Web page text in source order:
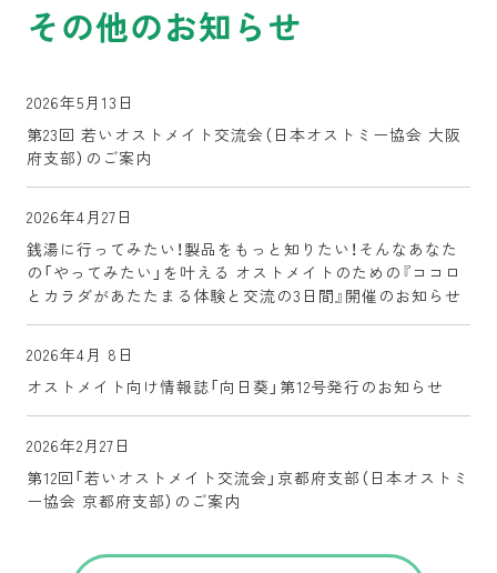
その他のお知らせ
2026年5月13日
第23回 若いオストメイト交流会（日本オストミー協会 大阪
府支部）のご案内
2026年4月27日
銭湯に行ってみたい！製品をもっと知りたい！そんなあなた
の「やってみたい」を叶える オストメイトのための『ココロ
とカラダがあたたまる体験と交流の3日間』開催のお知らせ
2026年4月 8日
オストメイト向け情報誌「向日葵」第12号発行のお知らせ
2026年2月27日
第12回「若いオストメイト交流会」京都府支部（日本オストミ
ー協会 京都府支部）のご案内